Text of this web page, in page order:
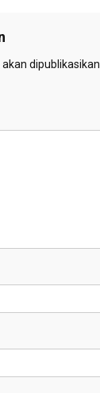
dipublikasikan.